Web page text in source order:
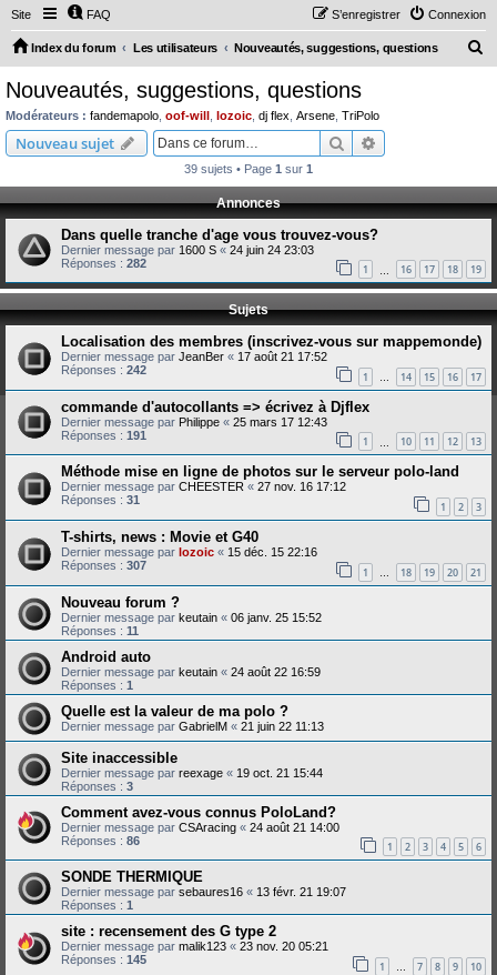
Site FAQ Connexion
S’enregistrer
Index du forum Les utilisateurs Nouveautés, suggestions, questions
c
e
r
Nouveautés, suggestions, questions
Modérateurs : fandemapolo oof-will lozoic dj flex Arsene TriPolo
Nouveau sujet Rechercher
39 sujets • Page 1 sur 1
Annonces
Dans quelle tranche d'age vous trouvez-vous?
Dernier message par 1600 S « 24 juin 24 23:03
Réponses : 282 1 16 17 18 19
Sujets
Localisation des membres (inscrivez-vous sur mappemonde)
Dernier message par JeanBer « 17 août 21 17:52
Réponses : 242 1 … 14 15 16 17
commande d'autocollants => écrivez à Djflex
Dernier message par Philippe « 25 mars 17 12:43
Réponses : 191 1 10 11 12 13
Méthode mise en ligne de photos sur le serveur polo-land
Dernier message par CHEESTER « 27 nov. 16 17:12
Réponses : 31 1 2 3
T-shirts, news : Movie et G40
Dernier message par lozoic « 15 déc. 15 22:16
Réponses : 307 1 … 18 19 20 21
Nouveau forum ?
Dernier message par keutain « 06 janv. 25 15:52
Réponses : 11
Android auto
Dernier message par keutain « 24 août 22 16:59
Réponses : 1
Quelle est la valeur de ma polo ?
Dernier message par GabrielM « 21 juin 22 11:13
Site inaccessible
Dernier message par reexage « 19 oct. 21 15:44
Réponses : 3
Comment avez-vous connus PoloLand?
Dernier message par CSAracing « 24 août 21 14:00
Réponses : 86 1 2 3 4 5 6
SONDE THERMIQUE
Dernier message par sebaures16 « 13 févr. 21 19:07
Réponses : 1
site : recensement des G type 2
Dernier message par malik123 « 23 nov. 20 05:21
Réponses : 145 1 … 7 8 9 10